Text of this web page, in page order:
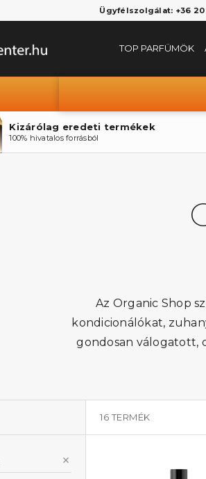
Ügyfélszolgálat: +36 20
TOP PARFÜMÖK
Kizárólag eredeti termékek
100% hivatalos forrásból
Az Organic Shop
kondicionálókat,
gondosan válogatott,
16 TERMÉK